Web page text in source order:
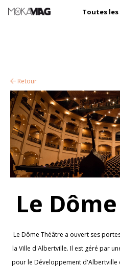
Toutes
Retour
Le
Le Dôme Théâtre a ouvert ses
la Ville d'Albertville. Il est géré par
pour le Développement d'Albertville